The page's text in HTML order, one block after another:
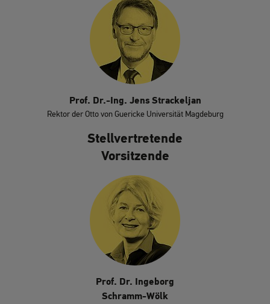
Prof. Dr.-Ing. Jens Strackeljan
Rektor der Otto von Guericke Universität Magdeburg
Stellvertretende
Vorsitzende
Prof. Dr. Ingeborg
Schramm-Wölk